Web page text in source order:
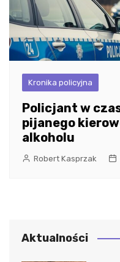
Kronika policyjna
Policjant w
pijanego
alkoholu
Robert Kasprzak
Aktualności